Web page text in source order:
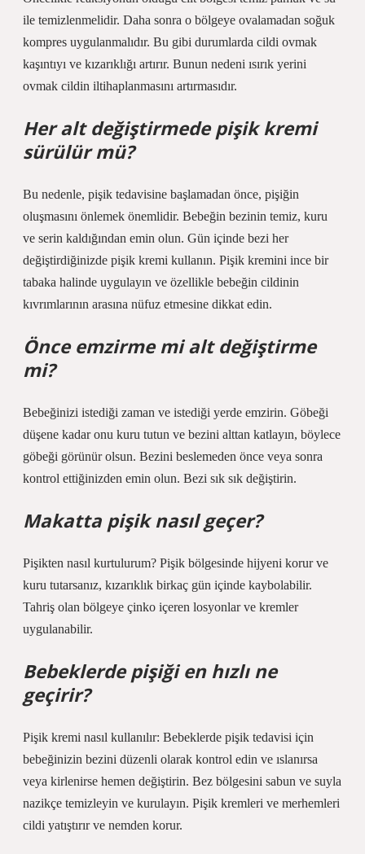
ile temizlenmelidir. Daha sonra o bölgeye ovalamadan soğuk
kompres uygulanmalıdır. Bu gibi durumlarda cildi ovmak
kaşıntıyı ve kızarıklığı artırır. Bunun nedeni ısırık yerini
ovmak cildin iltihaplanmasını artırmasıdır.
Her alt değiştirmede pişik kremi
sürülür mü?
Bu nedenle, pişik tedavisine başlamadan önce, pişiğin
oluşmasını önlemek önemlidir. Bebeğin bezinin temiz, kuru
ve serin kaldığından emin olun. Gün içinde bezi her
değiştirdiğinizde pişik kremi kullanın. Pişik kremini ince bir
tabaka halinde uygulayın ve özellikle bebeğin cildinin
kıvrımlarının arasına nüfuz etmesine dikkat edin.
Önce emzirme mi alt değiştirme
mi?
Bebeğinizi istediği zaman ve istediği yerde emzirin. Göbeği
düşene kadar onu kuru tutun ve bezini alttan katlayın, böylece
göbeği görünür olsun. Bezini beslemeden önce veya sonra
kontrol ettiğinizden emin olun. Bezi sık sık değiştirin.
Makatta pişik nasıl geçer?
Pişikten nasıl kurtulurum? Pişik bölgesinde hijyeni korur ve
kuru tutarsanız, kızarıklık birkaç gün içinde kaybolabilir.
Tahriş olan bölgeye çinko içeren losyonlar ve kremler
uygulanabilir.
Bebeklerde pişiği en hızlı ne
geçirir?
Pişik kremi nasıl kullanılır: Bebeklerde pişik tedavisi için
bebeğinizin bezini düzenli olarak kontrol edin ve ıslanırsa
veya kirlenirse hemen değiştirin. Bez bölgesini sabun ve suyla
nazikçe temizleyin ve kurulayın. Pişik kremleri ve merhemleri
cildi yatıştırır ve nemden korur.